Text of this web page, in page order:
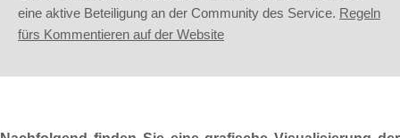
eine aktive Beteiligung an der Community des Service. Regeln
fürs Kommentieren auf der Website